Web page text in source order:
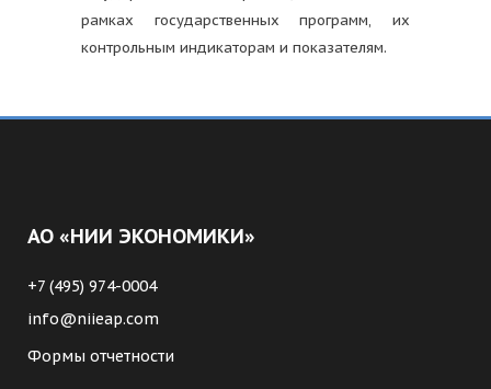
рамках государственных программ, их
контрольным индикаторам и показателям.
АО «НИИ ЭКОНОМИКИ»
+7 (495) 974-0004
info@niieap.com
Формы отчетности